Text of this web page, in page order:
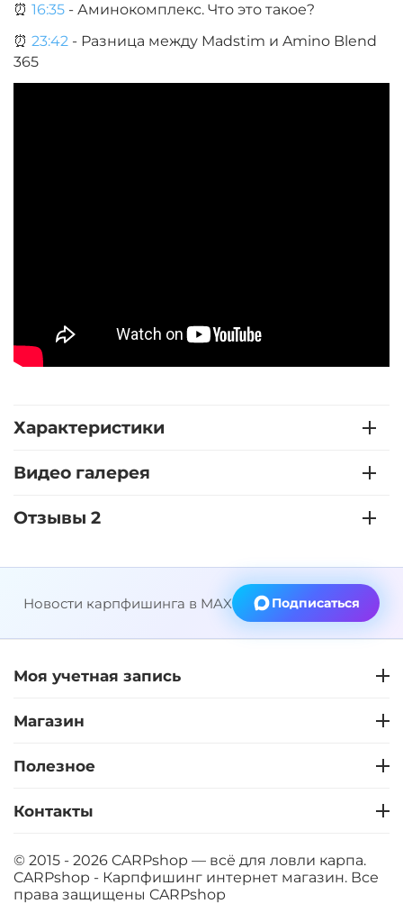
⏰ 16:35 - Аминокомплекс. Что это такое?
⏰ 23:42 - Разница между Madstim и Amino Blend
365
Характеристики
Видео галерея
Отзывы 2
Новости карпфишинга в MAX Подписаться
Моя учетная запись
Магазин
Полезное
Контакты
© 2015 - 2026 CARPshop — всё для ловли карпа.
CARPshop - Карпфишинг интернет магазин. Все
права защищены CARPshop